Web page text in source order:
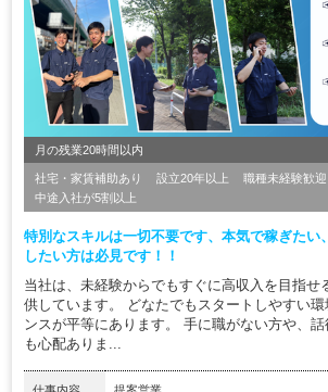
月の残業20時間以内
社宅・家賃補助あり 設立20年以上 職種未経験歓迎
中途入社が5割以上
特別なスキルは一切不要です、本気で稼ぎたい
したい方は必見です！！
当社は、未経験からでもすぐに高収入を目指せ
供しています。 どなたでもスタートしやすい
ンスが平等にあります。 手に職がない方や、
も心配ありま...